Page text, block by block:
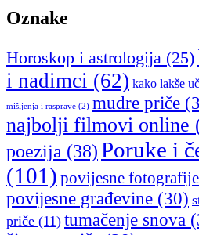
Oznake
Horoskop i astrologija (25)
i nadimci (62) kako lakše
mišljenja i rasprave (2) mudre priče
najbolji filmovi online
poezija (38)Poruke i
(101) povijesne fotografije
povijesne građevine (30)
priče (11) tumačenje snova